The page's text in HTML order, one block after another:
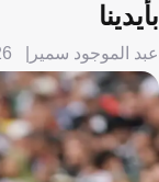
بأيدينا
عبد الموجود سمير 26